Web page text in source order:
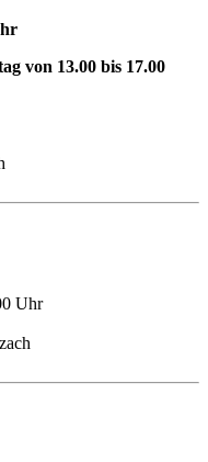
von 13.00 bis 17.00
Uhr